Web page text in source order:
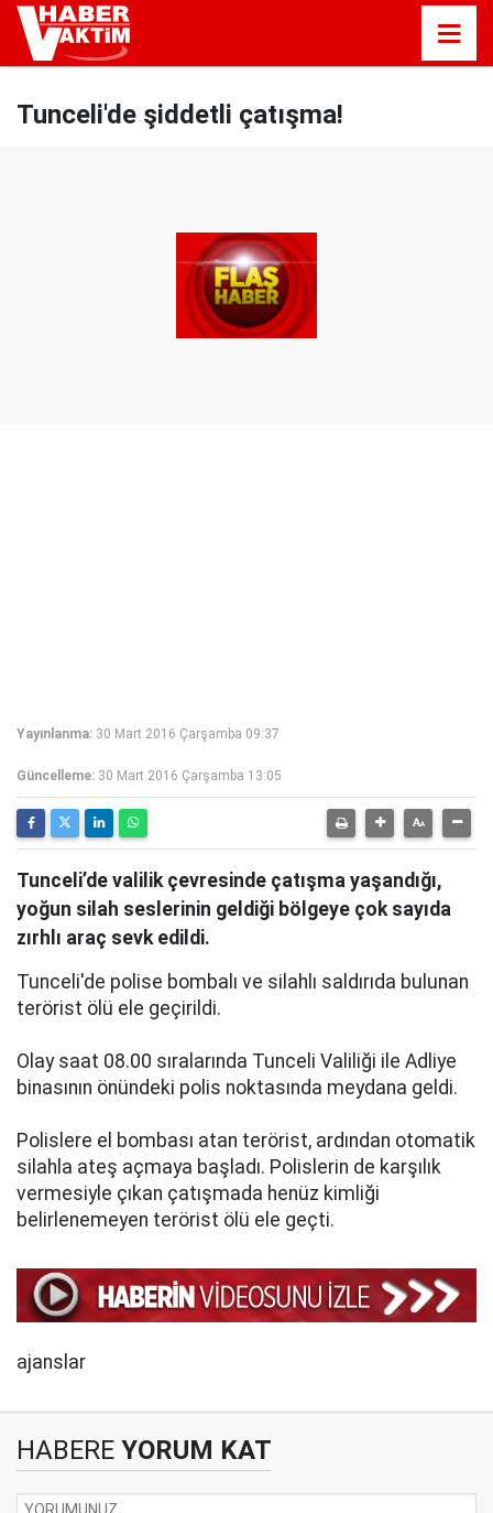
Tunceli'de şiddetli çatışma!
Yayınlanma: 30 Mart 2016 Çarşamba 09:37
Güncelleme: 30 Mart 2016 Çarşamba 13:05
Tunceli’de valilik çevresinde çatışma yaşandığı,
yoğun silah seslerinin geldiği bölgeye çok sayıda
zırhlı araç sevk edildi.
Tunceli'de polise bombalı ve silahlı saldırıda bulunan
terörist ölü ele geçirildi.
Olay saat 08.00 sıralarında Tunceli Valiliği ile Adliye
binasının önündeki polis noktasında meydana geldi.
Polislere el bombası atan terörist, ardından otomatik
silahla ateş açmaya başladı. Polislerin de karşılık
vermesiyle çıkan çatışmada henüz kimliği
belirlenemeyen terörist ölü ele geçti.
ajanslar
HABERE YORUM KAT